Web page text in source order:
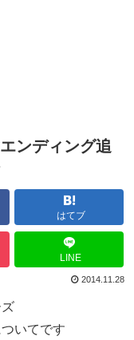
ンディング追
はてブ
LINE
2014.11.28
いてです